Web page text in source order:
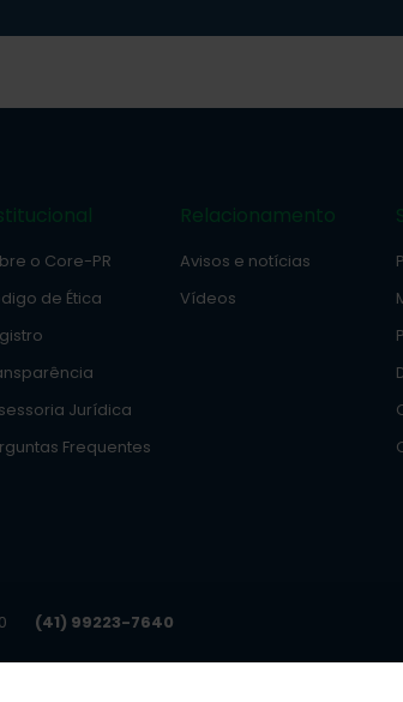
o Core-PR
de Ética
Jurídica
Frequentes
Relacionamento
Avisos e notícias
Vídeos
(41) 99223-7640